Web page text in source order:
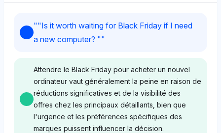
""Is it worth waiting for Black Friday if I need
a new computer? ""
Attendre le Black Friday pour acheter un nouvel
ordinateur vaut généralement la peine en raison de
réductions significatives et de la visibilité des
offres chez les principaux détaillants, bien que
l'urgence et les préférences spécifiques des
marques puissent influencer la décision.